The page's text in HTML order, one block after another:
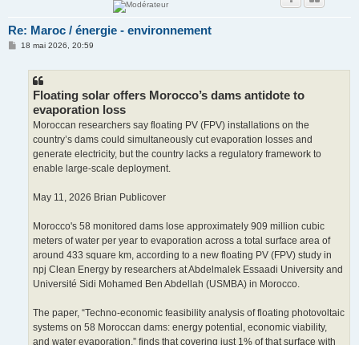
Re: Maroc / énergie - environnement
M
18 mai 2026, 20:59
Floating solar offers Morocco’s dams antidote to
evaporation loss
Moroccan researchers say floating PV (FPV) installations on the
country’s dams could simultaneously cut evaporation losses and
generate electricity, but the country lacks a regulatory framework to
enable large-scale deployment.
May 11, 2026 Brian Publicover
Morocco's 58 monitored dams lose approximately 909 million cubic
meters of water per year to evaporation across a total surface area of
around 433 square km, according to a new floating PV (FPV) study in
npj Clean Energy by researchers at Abdelmalek Essaadi University and
Université Sidi Mohamed Ben Abdellah (USMBA) in Morocco.
The paper, “Techno-economic feasibility analysis of floating photovoltaic
systems on 58 Moroccan dams: energy potential, economic viability,
and water evaporation,” finds that covering just 1% of that surface with